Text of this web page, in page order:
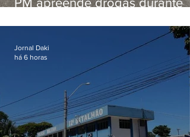
Jornal Daki
há 6 horas